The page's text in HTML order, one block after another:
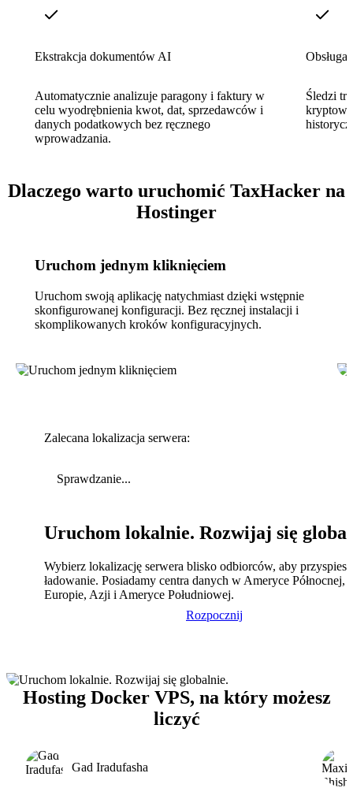
Ekstrakcja dokumentów AI
Automatycznie analizuje paragony i faktury w
celu wyodrębnienia kwot, dat, sprzedawców i
danych podatkowych bez ręcznego
wprowadzania.
Śledzi
Dlaczego warto uruchomić TaxHacker na
Hostinger
Uruchom jednym kliknięciem
Uruchom swoją aplikację natychmiast dzięki wstępnie
skonfigurowanej konfiguracji. Bez ręcznej instalacji i
skomplikowanych kroków konfiguracyjnych.
Zalecana lokalizacja serwera:
Sprawdzanie...
Uruchom lokalnie. Rozwijaj się
Wybierz lokalizację serwera blisko odbiorców, aby
ładowanie. Posiadamy centra danych w Ameryce Północnej,
Europie, Azji i Ameryce Południowej.
Rozpocznij
Hosting Docker VPS, na który możesz
liczyć
Gad Iradufasha